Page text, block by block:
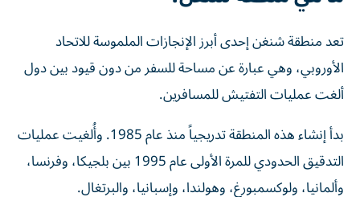
تعد منطقة شنغن إحدى أبرز الإنجازات الملموسة للاتحاد
الأوروبي، وهي عبارة عن مساحة للسفر من دون قيود بين دول
ألغت عمليات التفتيش للمسافرين.
بدأ إنشاء هذه المنطقة تدريجياً منذ عام 1985. وأُلغيت عمليات
التدقيق الحدودي للمرة الأولى عام 1995 بين بلجيكا، وفرنسا،
وألمانيا، ولوكسمبورغ، وهولندا، وإسبانيا، والبرتغال.